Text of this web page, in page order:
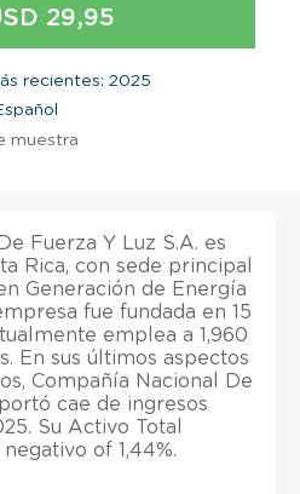
29,95
recientes: 2025
muestra
Fuerza Y Luz S.A. es
Rica, con sede principal
Generación de Energía
fue fundada en 15
emplea a 1,960
En sus últimos aspectos
Compañía Nacional De
cae de ingresos
Su Activo Total
of 1,44%.